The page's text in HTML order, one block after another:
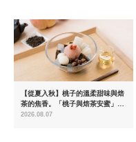
【從夏入秋】桃子的溫柔甜味與焙
茶的焦香。「桃子與焙茶安蜜」將
於8月中旬起限時販售
2026.08.07